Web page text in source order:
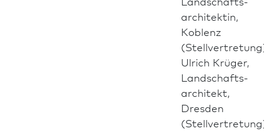
architektin,
Koblenz
(Stellvertretung)
Ulrich Krüger,
Landschafts­
architekt,
Dresden
(Stellvertretung)